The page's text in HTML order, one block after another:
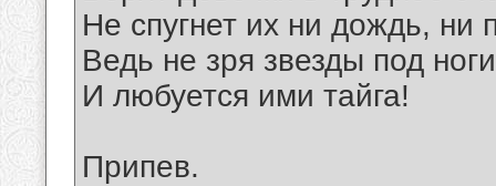
Не спугнет их ни дождь, ни
Ведь не зря звезды под
И любуется ими тайга!
Припев.